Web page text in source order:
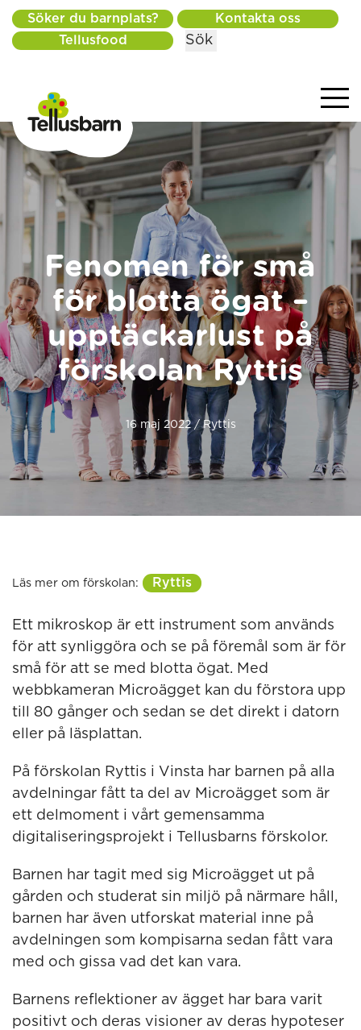
Söker du barnplats?
Kontakta oss
Tellusfood
Sök
Fenomen för små
för blotta ögat –
upptäckarlust på
förskolan Ryttis
16 maj 2022 / Ryttis
Läs mer om förskolan: Ryttis
Ett mikroskop är ett instrument som används
för att synliggöra och se på föremål som är för
små för att se med blotta ögat. Med
webbkameran Microägget kan du förstora upp
till 80 gånger och sedan se det direkt i datorn
eller på läsplattan.
På förskolan Ryttis i Vinsta har barnen på alla
avdelningar fått ta del av Microägget som är
ett delmoment i vårt gemensamma
digitaliseringsprojekt i Tellusbarns förskolor.
Barnen har tagit med sig Microägget ut på
gården och studerat sin miljö på närmare håll,
barnen har även utforskat material inne på
avdelningen som kompisarna sedan fått vara
med och gissa vad det kan vara.
Barnens reflektioner av ägget har bara varit
positivt och deras visioner av deras hypoteser